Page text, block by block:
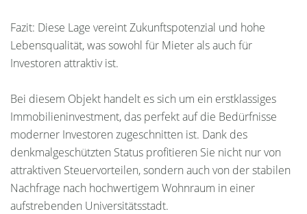
Fazit: Diese Lage vereint Zukunftspotenzial und hohe
Lebensqualität, was sowohl für Mieter als auch für
Investoren attraktiv ist.
Bei diesem Objekt handelt es sich um ein erstklassiges
Immobilieninvestment, das perfekt auf die Bedürfnisse
moderner Investoren zugeschnitten ist. Dank des
denkmalgeschützten Status profitieren Sie nicht nur von
attraktiven Steuervorteilen, sondern auch von der stabilen
Nachfrage nach hochwertigem Wohnraum in einer
aufstrebenden Universitätsstadt.